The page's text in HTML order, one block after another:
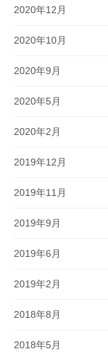
2020年12月
2020年10月
2020年9月
2020年5月
2020年2月
2019年12月
2019年11月
2019年9月
2019年6月
2019年2月
2018年8月
2018年5月